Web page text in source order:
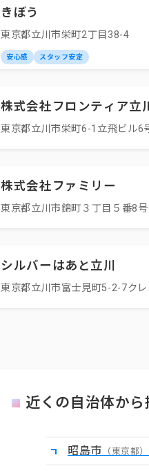
きぼう
東京都立川市栄町2丁目38-4
安心感 スタッフ安定
株式会社フロンティア立
東京都立川市栄町6-1立飛ビル6
株式会社ファミリー
東京都立川市錦町３丁目５番8
シルバーはあと立川
東京都立川市富士見町5-2-7ク
近くの自治体から
昭島市 （東京都）